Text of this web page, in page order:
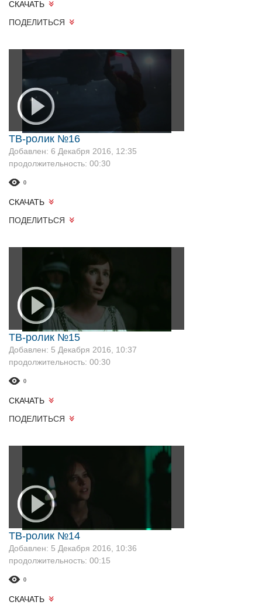
СКАЧАТЬ
ПОДЕЛИТЬСЯ
ТВ-ролик №16
Добавлен: 6 Декабря 2016, 12:35
продолжительность: 00:30
0
СКАЧАТЬ
ПОДЕЛИТЬСЯ
ТВ-ролик №15
Добавлен: 5 Декабря 2016, 10:37
продолжительность: 00:30
0
СКАЧАТЬ
ПОДЕЛИТЬСЯ
ТВ-ролик №14
Добавлен: 5 Декабря 2016, 10:36
продолжительность: 00:15
0
СКАЧАТЬ